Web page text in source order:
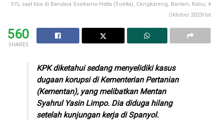
SYL saat tiba di Bandara Soekarno-Hatta (Soetta), Cengkareng, Banten, Rabu, 4
Oktober 2023/Ist
560
SHARES
KPK diketahui sedang menyelidiki kasus
dugaan korupsi di Kementerian Pertanian
(Kementan), yang melibatkan Mentan
Syahrul Yasin Limpo. Dia diduga hilang
setelah kunjungan kerja di Spanyol.